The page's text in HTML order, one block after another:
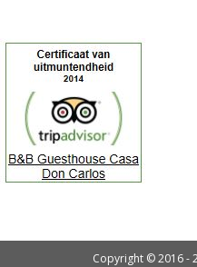
Copyright © 2016 -